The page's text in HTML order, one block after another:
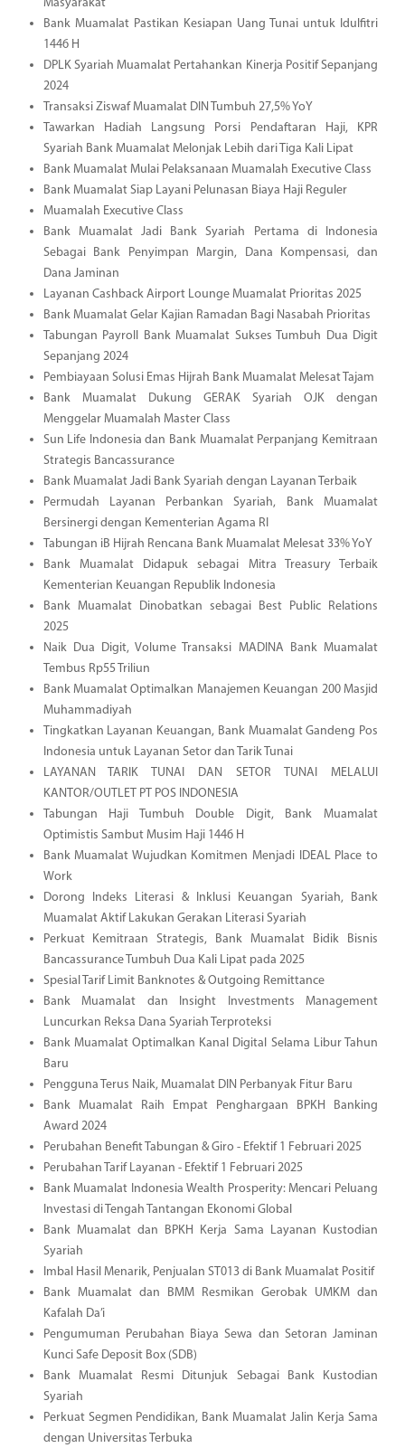
Masyarakat
Bank Muamalat Pastikan Kesiapan Uang Tunai untuk Idulfitri
1446 H
DPLK Syariah Muamalat Pertahankan Kinerja Positif Sepanjang
2024
Transaksi Ziswaf Muamalat DIN Tumbuh 27,5% YoY
Tawarkan Hadiah Langsung Porsi Pendaftaran Haji, KPR
Syariah Bank Muamalat Melonjak Lebih dari Tiga Kali Lipat
Bank Muamalat Mulai Pelaksanaan Muamalah Executive Class
Bank Muamalat Siap Layani Pelunasan Biaya Haji Reguler
Muamalah Executive Class
Bank Muamalat Jadi Bank Syariah Pertama di Indonesia
Sebagai Bank Penyimpan Margin, Dana Kompensasi, dan
Dana Jaminan
Layanan Cashback Airport Lounge Muamalat Prioritas 2025
Bank Muamalat Gelar Kajian Ramadan Bagi Nasabah Prioritas
Tabungan Payroll Bank Muamalat Sukses Tumbuh Dua Digit
Sepanjang 2024
Pembiayaan Solusi Emas Hijrah Bank Muamalat Melesat Tajam
Bank Muamalat Dukung GERAK Syariah OJK dengan
Menggelar Muamalah Master Class
Sun Life Indonesia dan Bank Muamalat Perpanjang Kemitraan
Strategis Bancassurance
Bank Muamalat Jadi Bank Syariah dengan Layanan Terbaik
Permudah Layanan Perbankan Syariah, Bank Muamalat
Bersinergi dengan Kementerian Agama RI
Tabungan iB Hijrah Rencana Bank Muamalat Melesat 33% YoY
Bank Muamalat Didapuk sebagai Mitra Treasury Terbaik
Kementerian Keuangan Republik Indonesia
Bank Muamalat Dinobatkan sebagai Best Public Relations
2025
Naik Dua Digit, Volume Transaksi MADINA Bank Muamalat
Tembus Rp55 Triliun
Bank Muamalat Optimalkan Manajemen Keuangan 200 Masjid
Muhammadiyah
Tingkatkan Layanan Keuangan, Bank Muamalat Gandeng Pos
Indonesia untuk Layanan Setor dan Tarik Tunai
LAYANAN TARIK TUNAI DAN SETOR TUNAI MELALUI
KANTOR/OUTLET PT POS INDONESIA
Tabungan Haji Tumbuh Double Digit, Bank Muamalat
Optimistis Sambut Musim Haji 1446 H
Bank Muamalat Wujudkan Komitmen Menjadi IDEAL Place to
Work
Dorong Indeks Literasi & Inklusi Keuangan Syariah, Bank
Muamalat Aktif Lakukan Gerakan Literasi Syariah
Perkuat Kemitraan Strategis, Bank Muamalat Bidik Bisnis
Bancassurance Tumbuh Dua Kali Lipat pada 2025
Spesial Tarif Limit Banknotes & Outgoing Remittance
Bank Muamalat dan Insight Investments Management
Luncurkan Reksa Dana Syariah Terproteksi
Bank Muamalat Optimalkan Kanal Digital Selama Libur Tahun
Baru
Pengguna Terus Naik, Muamalat DIN Perbanyak Fitur Baru
Bank Muamalat Raih Empat Penghargaan BPKH Banking
Award 2024
Perubahan Benefit Tabungan & Giro - Efektif 1 Februari 2025
Perubahan Tarif Layanan - Efektif 1 Februari 2025
Bank Muamalat Indonesia Wealth Prosperity: Mencari Peluang
Investasi di Tengah Tantangan Ekonomi Global
Bank Muamalat dan BPKH Kerja Sama Layanan Kustodian
Syariah
Imbal Hasil Menarik, Penjualan ST013 di Bank Muamalat Positif
Bank Muamalat dan BMM Resmikan Gerobak UMKM dan
Kafalah Da’i
Pengumuman Perubahan Biaya Sewa dan Setoran Jaminan
Kunci Safe Deposit Box (SDB)
Bank Muamalat Resmi Ditunjuk Sebagai Bank Kustodian
Syariah
Perkuat Segmen Pendidikan, Bank Muamalat Jalin Kerja Sama
dengan Universitas Terbuka